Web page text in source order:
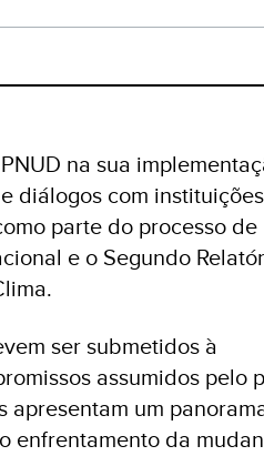
na sua
diálogos com instituições
parte do processo de
e o Segundo
ser submetidos à
assumidos pelo
um
enfrentamento da